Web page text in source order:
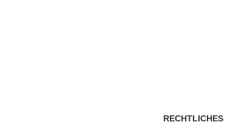
RECHTLICHES